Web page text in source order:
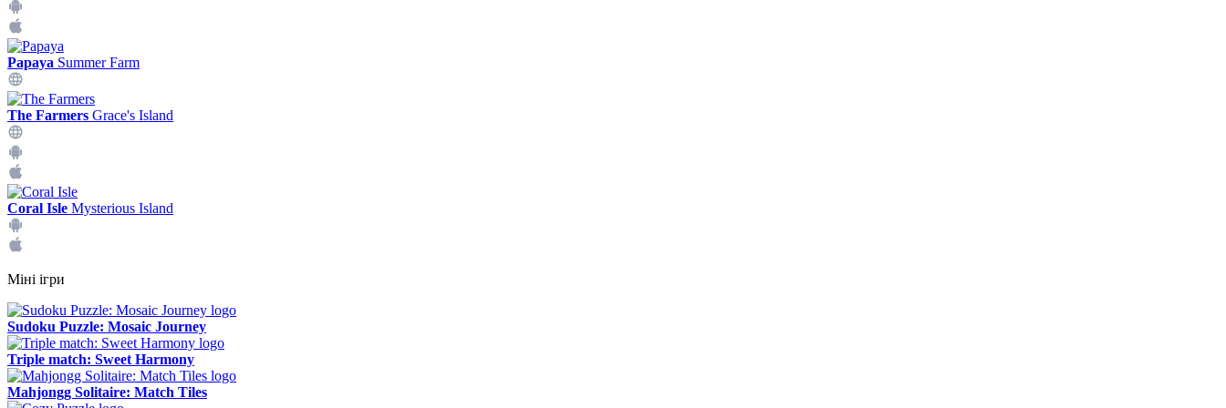
Papaya Summer Farm
The Farmers Grace's Island
Coral Isle Mysterious Island
Міні ігри
Sudoku Puzzle: Mosaic Journey
Triple match: Sweet Harmony
Mahjongg Solitaire: Match Tiles